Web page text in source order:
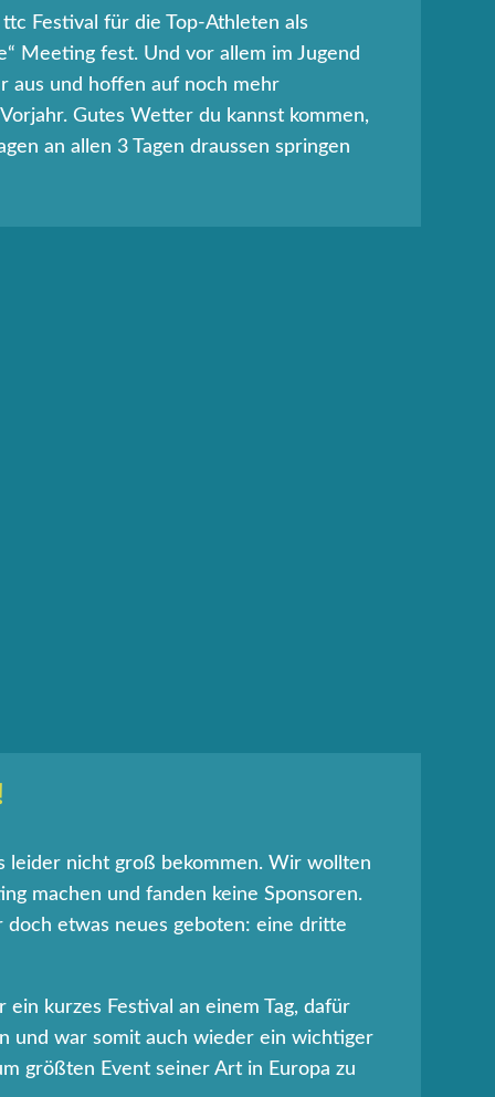
Festival für die Top-Athleten als
Meeting fest. Und vor allem im Jugend
aus und hoffen auf noch mehr
Gutes Wetter du kannst kommen,
an allen 3 Tagen draussen springen
leider nicht groß bekommen. Wir wollten
machen und fanden keine Sponsoren.
doch etwas neues geboten: eine dritte
kurzes Festival an einem Tag, dafür
und war somit auch wieder ein wichtiger
größten Event seiner Art in Europa zu